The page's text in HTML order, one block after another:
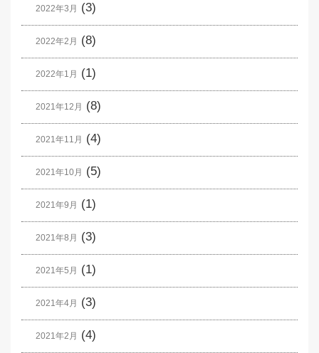
2022年3月 (3)
2022年2月 (8)
2022年1月 (1)
2021年12月 (8)
2021年11月 (4)
2021年10月 (5)
2021年9月 (1)
2021年8月 (3)
2021年5月 (1)
2021年4月 (3)
2021年2月 (4)